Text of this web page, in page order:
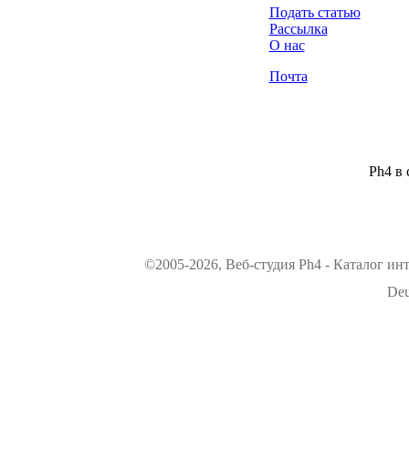
Подать статью
Рассылка
О нас
Почта
Ph4 в
©2005-2026, Веб-студия Ph4 - Каталог